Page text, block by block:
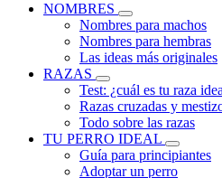
NOMBRES
Nombres para machos
Nombres para hembras
Las ideas más originales
RAZAS
Test: ¿cuál es tu raza
Razas cruzadas y
Todo sobre las razas
TU PERRO IDEAL
Guía para principiantes
Adoptar un perro